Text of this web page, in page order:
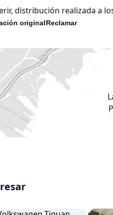
distribución realizada a
originalReclamar